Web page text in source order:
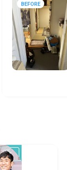
BEFORE